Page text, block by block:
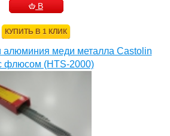
В
КУПИТЬ В 1 КЛИК
алюминия меди металла Castolin
флюсом (HTS-2000)